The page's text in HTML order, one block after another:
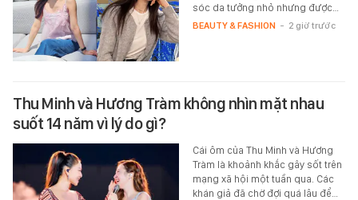
sóc da tưởng nhỏ nhưng được…
BEAUTY & FASHION - 2 giờ trước
Thu Minh và Hương Tràm không nhìn mặt nhau
suốt 14 năm vì lý do gì?
Cái ôm của Thu Minh và Hương
Tràm là khoảnh khắc gây sốt trên
mạng xã hội một tuần qua. Các
khán giả đã chờ đợi quá lâu để…